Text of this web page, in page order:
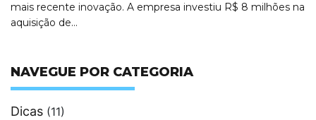
mais recente inovação. A empresa investiu R$ 8 milhões na
aquisição de…
NAVEGUE POR CATEGORIA
Dicas (11)